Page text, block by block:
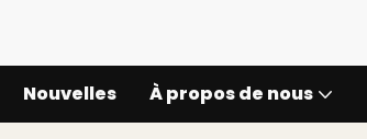
Nouvelles À propos de nous